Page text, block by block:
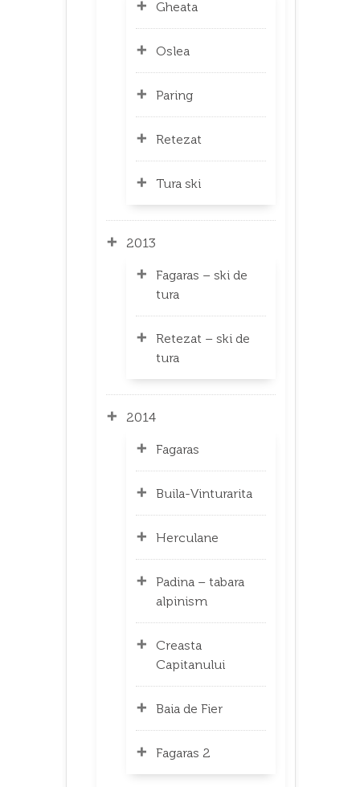
Gheata
Oslea
Paring
Retezat
Tura ski
2013
Fagaras – ski de
tura
Retezat – ski de
tura
2014
Fagaras
Buila-Vinturarita
Herculane
Padina – tabara
alpinism
Creasta
Capitanului
Baia de Fier
Fagaras 2